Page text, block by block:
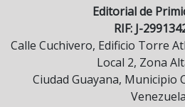
Editorial de
RIF: J-
Calle Cuchivero, Edificio Torre
Local 2, Zona
Ciudad Guayana, Municipio